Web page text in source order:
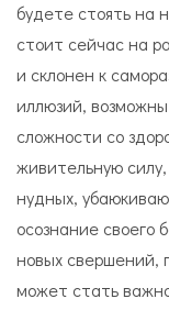
будете стоять на
стоит сейчас на
и склонен к
иллюзий,
сложности со
живительную
нудных,
осознание своего
новых свершений,
может стать